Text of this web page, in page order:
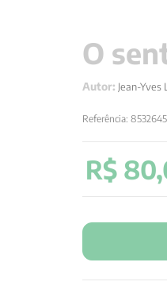
O
Autor: Jean-Yves
Referência:
R$ 80,